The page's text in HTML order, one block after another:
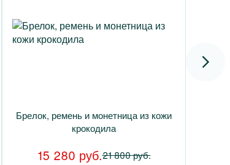
Брелок, ремень и монетница из кожи
крокодила
15 280 руб.21 800 руб.